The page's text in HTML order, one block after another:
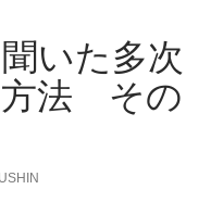
いた多次
方法 その